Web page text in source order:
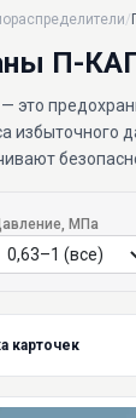
/
П-
это
избыточного
МПа
карточек